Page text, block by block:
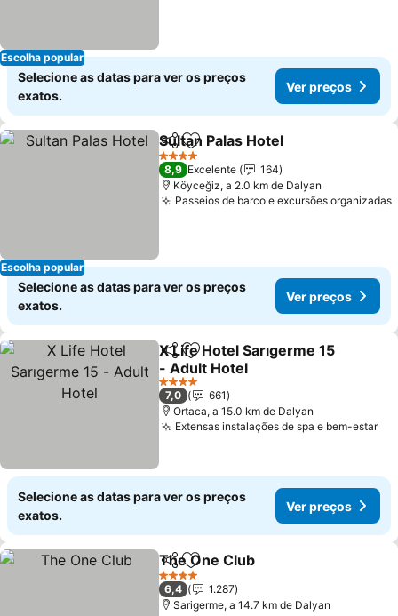
Escolha popular
Selecione as datas para ver os preços
exatos.
Ver preços
Escolha popular
PartilharAdicionar aos favoritos
Sultan Palas Hotel
4 Estrelas
8,9 Excelente
164
Köyceğiz, a 2.0 km de Dalyan
Passeios de barco e excursões organizadas
Selecione as datas para ver os preços
exatos.
Ver preços
PartilharAdicionar aos favoritos
X Life Hotel Sarıgerme 15
- Adult Hotel
Ver preços
4 Estrelas
7,0
661
Ortaca, a 15.0 km de Dalyan
Extensas instalações de spa e bem-estar
Selecione as datas para ver os preços
exatos.
Ver preços
PartilharAdicionar aos favoritos
The One Club
4 Estrelas
6,4
1.287
Sarigerme, a 14.7 km de Dalyan